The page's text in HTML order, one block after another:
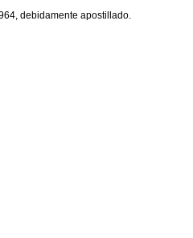
debidamente apostillado.